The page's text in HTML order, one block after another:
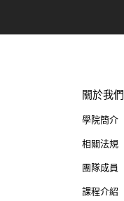
關於我們
學院簡介
相關法規
團隊成員
課程介紹